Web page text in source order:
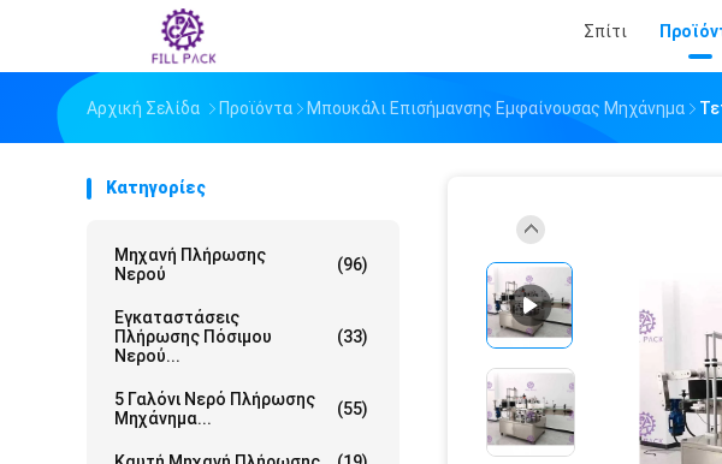
Σπίτι
Αρχική Σελίδα Προϊόντα Μπουκάλι Επισήμανσης Εμφαίνουσας Μηχάνημα
Κατηγορίες
Μηχανή Πλήρωσης
Νερού
(96)
Εγκαταστάσεις
Πλήρωσης Πόσιμου
Νερού...
(33)
5 Γαλόνι Νερό Πλήρωσης
Μηχάνημα...
(55)